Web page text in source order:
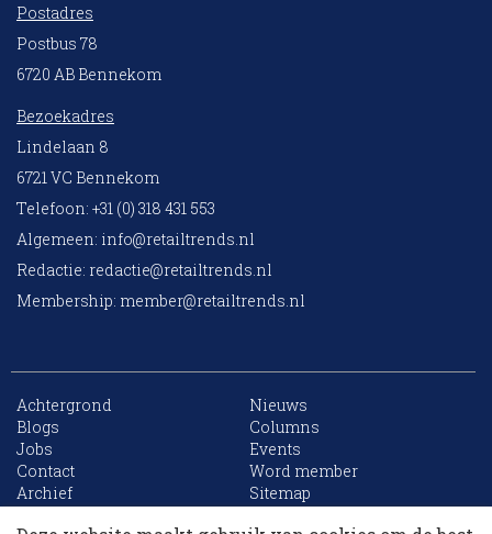
Postadres
Postbus 78
6720 AB Bennekom
Bezoekadres
Lindelaan 8
6721 VC Bennekom
Telefoon: +31 (0) 318 431 553
Algemeen: info@retailtrends.nl
Redactie: redactie@retailtrends.nl
Membership: member@retailtrends.nl
Achtergrond
Nieuws
Blogs
Columns
Jobs
Events
Contact
Word member
Archief
Sitemap